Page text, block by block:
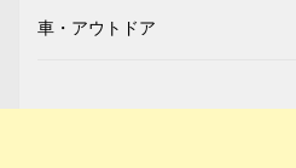
車・アウトドア